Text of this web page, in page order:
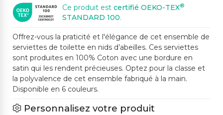
Ce produit est certifié OEKO-TEX®
STANDARD 100.
Offrez-vous la praticité et l'élégance de cet ensemble de
serviettes de toilette en nids d’abeilles. Ces serviettes
sont produites en 100% Coton avec une bordure en
satin qui les rendent précieuses. Optez pour la classe et
la polyvalence de cet ensemble fabriqué à la main.
Disponible en 6 couleurs.
Personnalisez votre produit